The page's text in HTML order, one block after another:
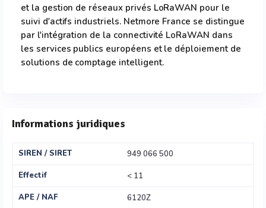
et la gestion de réseaux privés LoRaWAN pour le
suivi d'actifs industriels. Netmore France se distingue
par l'intégration de la connectivité LoRaWAN dans
les services publics européens et le déploiement de
solutions de comptage intelligent.
Informations juridiques
SIREN / SIRET
949 066 500
Effectif
< 11
APE / NAF
6120Z